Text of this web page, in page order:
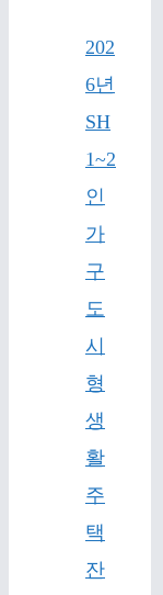
202
6년
SH
1~2
인
가
구
도
시
형
생
활
주
택
잔